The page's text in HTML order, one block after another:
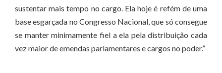
sustentar mais tempo no cargo. Ela hoje é refém de uma
base esgarçada no Congresso Nacional, que só consegue
se manter minimamente fiel a ela pela distribuição cada
vez maior de emendas parlamentares e cargos no poder.”